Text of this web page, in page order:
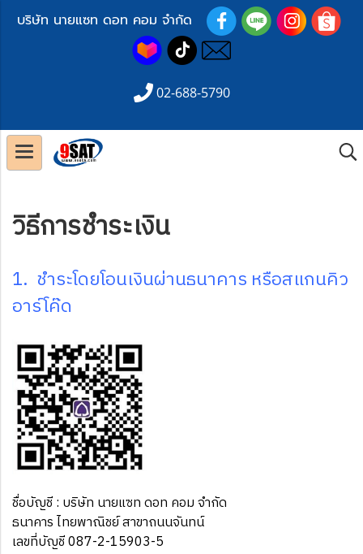
บริษัท นายแซท ดอท คอม จำกัด
02-688-5790
วิธีการชำระเงิน
1. ชำระโดยโอนเงินผ่านธนาคาร หรือสแกนคิว
อาร์โค๊ด
ชื่อบัญชี : บริษัท นายแซท ดอท คอม จำกัด
ธนาคาร ไทยพาณิชย์ สาขาถนนจันทน์
เลขที่บัญชี 087-2-15903-5